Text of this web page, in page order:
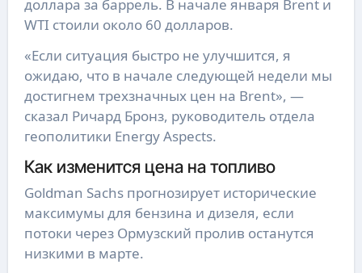
доллара за баррель. В начале января Brent и
WTI стоили около 60 долларов.
«Если ситуация быстро не улучшится, я
ожидаю, что в начале следующей недели мы
достигнем трехзначных цен на Brent», —
сказал Ричард Бронз, руководитель отдела
геополитики Energy Aspects.
Как изменится цена на топливо
Goldman Sachs прогнозирует исторические
максимумы для бензина и дизеля, если
потоки через Ормузский пролив останутся
низкими в марте.